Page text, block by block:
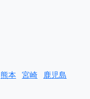
熊本 宮崎
鹿児島